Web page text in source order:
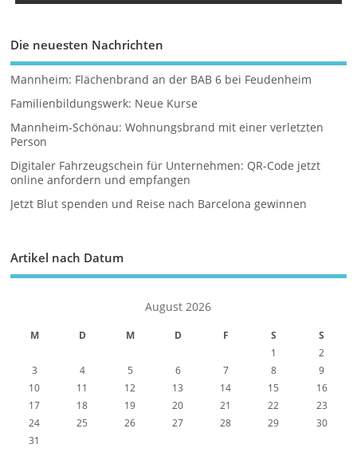
Die neuesten Nachrichten
Mannheim: Flächenbrand an der BAB 6 bei Feudenheim
Familienbildungswerk: Neue Kurse
Mannheim-Schönau: Wohnungsbrand mit einer verletzten
Person
Digitaler Fahrzeugschein für Unternehmen: QR-Code jetzt
online anfordern und empfangen
Jetzt Blut spenden und Reise nach Barcelona gewinnen
Artikel nach Datum
August 2026
M D M D F S S
1
2
3
4 5 6 7 8
9
10
11 12 13 14 15
16
17
18 19 20 21 22
23
24
25 26 27 28 29
30
31